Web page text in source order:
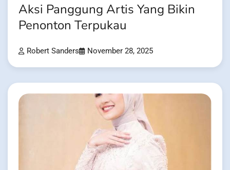
Aksi Panggung Artis Yang Bikin
Penonton Terpukau
Robert Sanders November 28, 2025